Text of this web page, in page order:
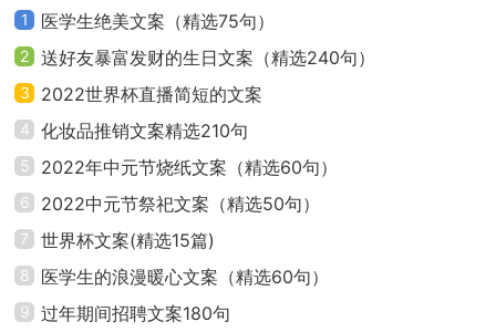
19、开展义诊活动，服务百姓健康。
20、医院托管情，两院联合心连心。
21、紧急救护120，健康咨询12320。
22、一流的服务，一流的技术。
23、救死扶伤、关爱健康、珍惜生命。
24、合理膳食，适量运动，戒烟限酒，心理平衡。
1 医学生绝美文案（精选75句）
2 送好友暴富发财的生日文案（精选240句）
3 2022世界杯直播简短的文案
4 化妆品推销文案精选210句
5 2022年中元节烧纸文案（精选60句）
6 2022中元节祭祀文案（精选50句）
7 世界杯文案(精选15篇)
8 医学生的浪漫暖心文案（精选60句）
9 过年期间招聘文案180句